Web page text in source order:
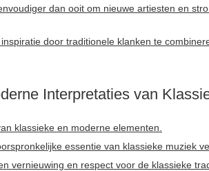
dan ooit om nieuwe artiesten en
door traditionele klanken te
Interpretaties van
klassieke en moderne elementen.
essentie van klassieke muziek
vernieuwing en respect voor de klassieke